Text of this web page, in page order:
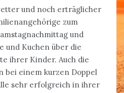
und noch erträglicher
zum
und
und Kuchen über die
ihrer Kinder. Auch die
einem kurzen Doppel
sehr erfolgreich in ihrer